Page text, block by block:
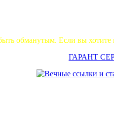
обманутым. Если вы
ГАРАНТ